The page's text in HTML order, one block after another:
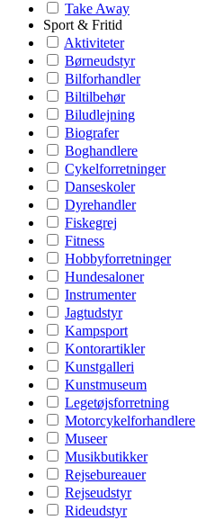
Take Away
Sport & Fritid
Aktiviteter
Børneudstyr
Bilforhandler
Biltilbehør
Biludlejning
Biografer
Boghandlere
Cykelforretninger
Danseskoler
Dyrehandler
Fiskegrej
Fitness
Hobbyforretninger
Hundesaloner
Instrumenter
Jagtudstyr
Kampsport
Kontorartikler
Kunstgalleri
Kunstmuseum
Legetøjsforretning
Motorcykelforhandlere
Museer
Musikbutikker
Rejsebureauer
Rejseudstyr
Rideudstyr